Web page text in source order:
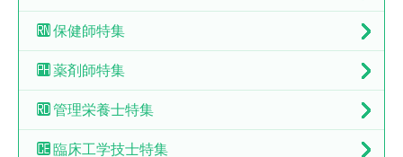
保健師特集
薬剤師特集
管理栄養士特集
臨床工学技士特集